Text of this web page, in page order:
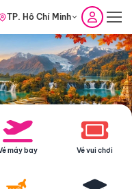
TP. Hồ Chí Minh
máy bay Vé vui chơi